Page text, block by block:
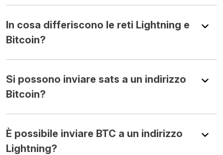
In cosa differiscono le reti Lightning e
Bitcoin?
Si possono inviare sats a un indirizzo
Bitcoin?
È possibile inviare BTC a un indirizzo
Lightning?